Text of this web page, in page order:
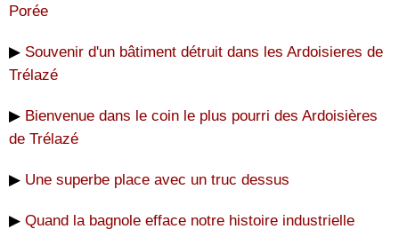
Porée
▶ Souvenir d'un bâtiment détruit dans les Ardoisieres de
Trélazé
▶ Bienvenue dans le coin le plus pourri des Ardoisières
de Trélazé
▶ Une superbe place avec un truc dessus
▶ Quand la bagnole efface notre histoire industrielle